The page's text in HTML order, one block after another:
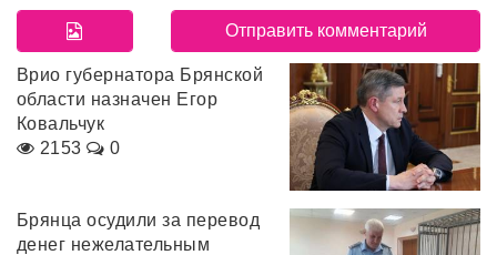
Врио губернатора Брянской
области назначен Егор
Ковальчук
2153
0
Брянца осудили за перевод
денег нежелательным